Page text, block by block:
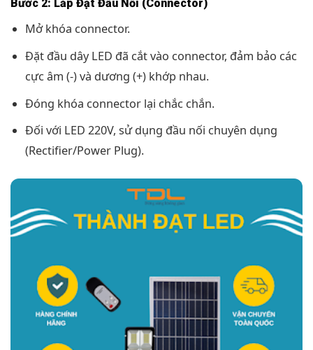
Bước 2: Lắp Đặt Đầu Nối (Connector)
Mở khóa connector.
Đặt đầu dây LED đã cắt vào connector, đảm bảo các
cực âm (-) và dương (+) khớp nhau.
Đóng khóa connector lại chắc chắn.
Đối với LED 220V, sử dụng đầu nối chuyên dụng
(Rectifier/Power Plug).